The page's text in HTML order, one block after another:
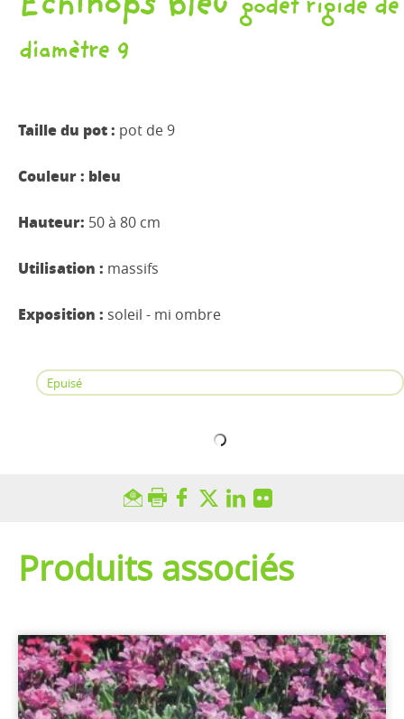
godet rigide de
diamètre 9
Taille du pot : pot de 9
Couleur : bleu
Hauteur: 50 à 80 cm
Utilisation : massifs
Exposition : soleil - mi ombre
Epuisé
Produits associés